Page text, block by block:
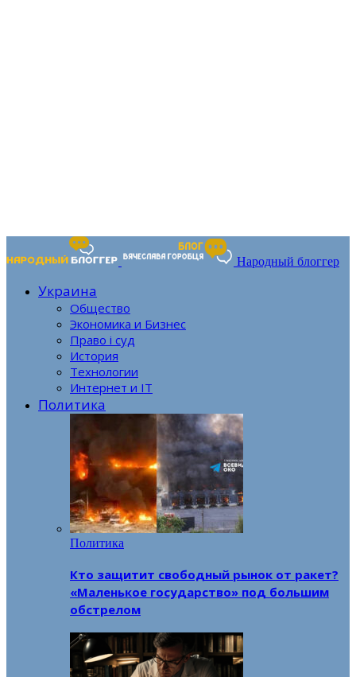
Народный блоггер
Украина
Общество
Экономика и Бизнес
Право і суд
История
Технологии
Интернет и IT
Политика
Политика
Кто защитит свободный рынок от ракет?
«Маленькое государство» под большим
обстрелом